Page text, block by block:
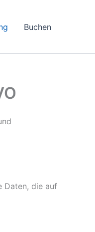
Buchen
Daten, die auf